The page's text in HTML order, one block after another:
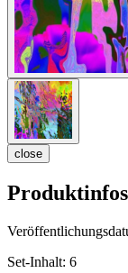
close
Produktinfos
Set-Inhalt: 6